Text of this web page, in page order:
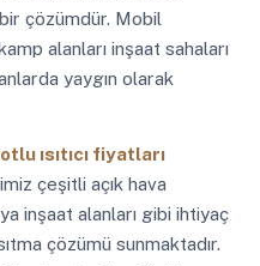
çözümdür. Mobil
alanları inşaat sahaları
yaygın olarak
ısıtıcı fiyatları
çeşitli açık hava
inşaat alanları gibi ihtiyaç
çözümü sunmaktadır.